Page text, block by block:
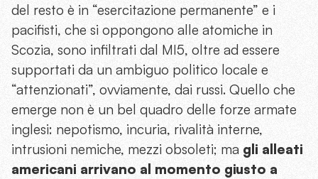
del resto è in “esercitazione permanente” e i
pacifisti, che si oppongono alle atomiche in
Scozia, sono infiltrati dal MI5, oltre ad essere
supportati da un ambiguo politico locale e
“attenzionati”, ovviamente, dai russi. Quello che
emerge non è un bel quadro delle forze armate
inglesi: nepotismo, incuria, rivalità interne,
intrusioni nemiche, mezzi obsoleti; ma gli alleati
americani arrivano al momento giusto a